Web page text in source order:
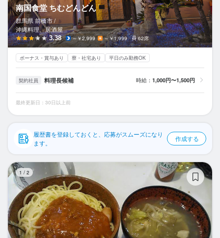
応募履歴
WEB履歴書
スカウト・メルマガ受信設定
ヘルプ・お問い合わせフォーム
掲載をご検討の店舗様へ
食べログ求人PRESS
プライバシーポリシー
企業情報
南国食堂 ちむどんどん
群馬県 前橋市 /
沖縄料理、居酒屋
3.38 ～￥2,999 ～￥1,999 62席
ボーナス・賞与あり 寮・社宅あり 平日のみ勤務OK
契約社員 料理長候補 時給： 1,000円〜1,500円
最終更新日：30日以上前
履歴書を登録しておくと、応募がスムーズになり
ます。
作成する
1 / 2